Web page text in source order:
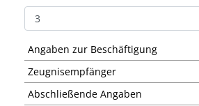
Angaben zur Beschäftigung
Zeugnisempfänger
Abschließende Angaben